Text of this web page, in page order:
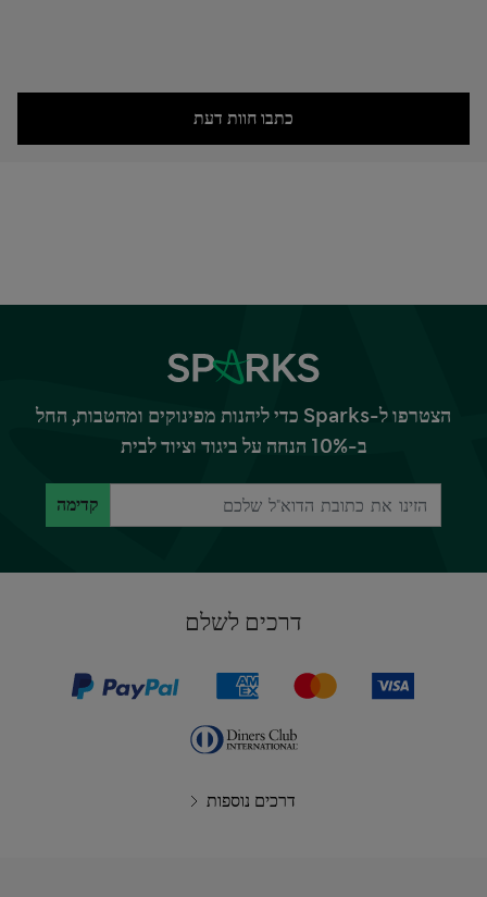
כתבו חוות דעת
הצטרפו ל-Sparks כדי ליהנות מפינוקים ומהטבות, החל
ב-10% הנחה על ביגוד וציוד לבית
קדימה
דרכים לשלם
דרכים נוספות